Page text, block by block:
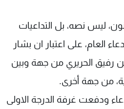
ليس نصه، بل التداعيات
العام، على اعتبار ان بشار
رفيق الحريري من جهة وبين
من جهة أخرى.
ودفعت غرفة الدرجة الاولى